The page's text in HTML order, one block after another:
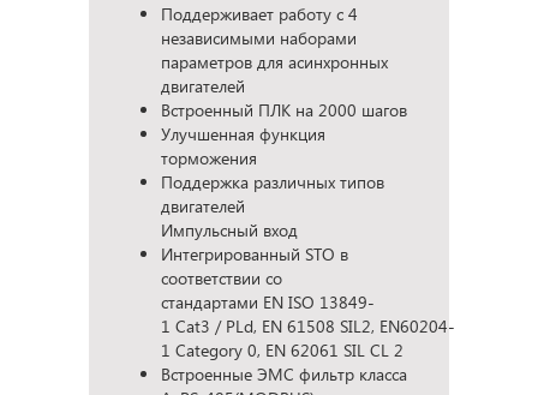
Поддерживает работу с 4
независимыми наборами
параметров для асинхронных
двигателей
Встроенный ПЛК на 2000 шагов
Улучшенная функция
торможения
Поддержка различных типов
двигателей
Импульсный вход
Интегрированный STO в
соответствии со
стандартами EN ISO 13849-
1 Cat3 / PLd, EN 61508 SIL2, EN60204-
1 Category 0, EN 62061 SIL CL 2
Встроенные ЭМС фильтр класса